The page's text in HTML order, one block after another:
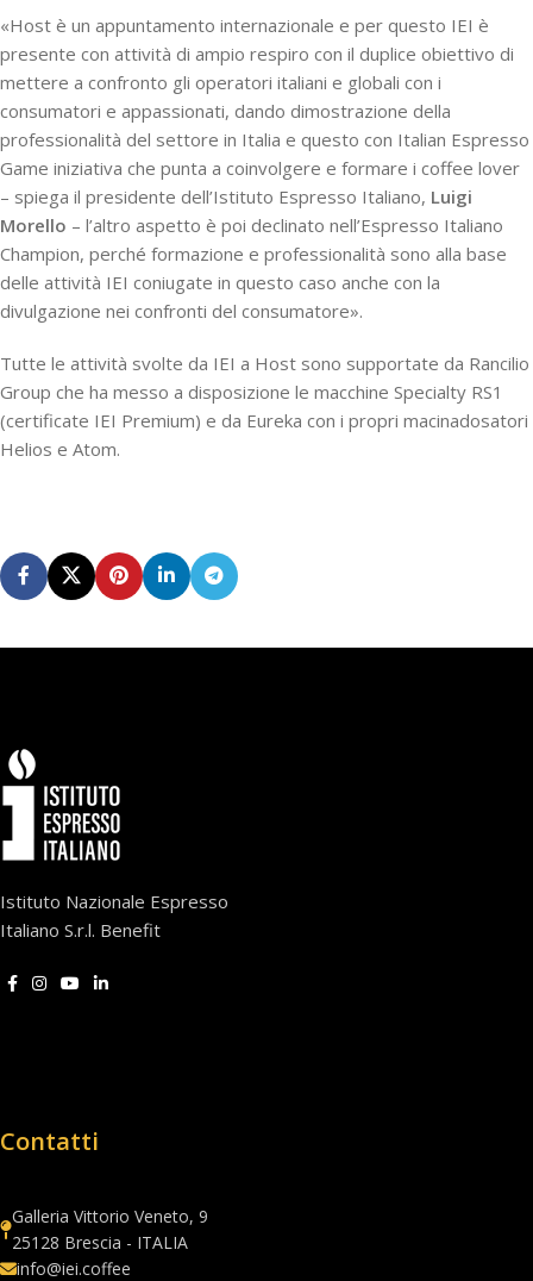
«Host è un appuntamento internazionale e per questo IEI è
presente con attività di ampio respiro con il duplice obiettivo di
mettere a confronto gli operatori italiani e globali con i
consumatori e appassionati, dando dimostrazione della
professionalità del settore in Italia e questo con Italian Espresso
Game iniziativa che punta a coinvolgere e formare i coffee lover
– spiega il presidente dell’Istituto Espresso Italiano, Luigi
Morello – l’altro aspetto è poi declinato nell’Espresso Italiano
Champion, perché formazione e professionalità sono alla base
delle attività IEI coniugate in questo caso anche con la
divulgazione nei confronti del consumatore».
Tutte le attività svolte da IEI a Host sono supportate da Rancilio
Group che ha messo a disposizione le macchine Specialty RS1
(certificate IEI Premium) e da Eureka con i propri macinadosatori
Helios e Atom.
Istituto Nazionale Espresso
Italiano S.r.l. Benefit
Contatti
Galleria Vittorio Veneto, 9
25128 Brescia - ITALIA
info@iei.coffee